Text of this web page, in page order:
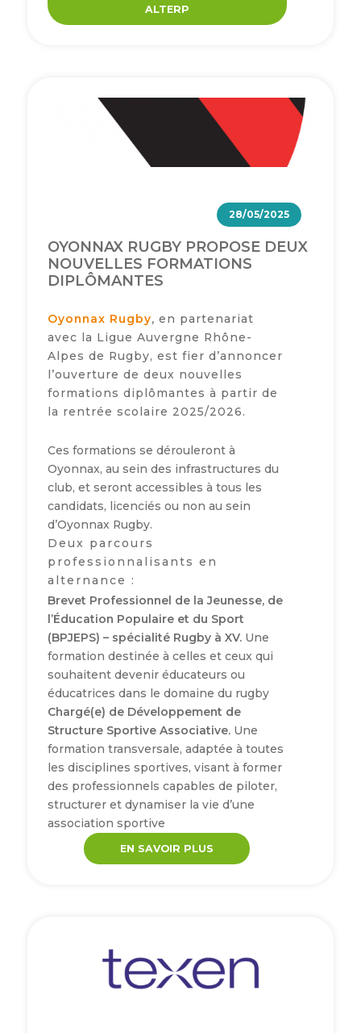
ALTERP
28/05/2025
OYONNAX RUGBY PROPOSE DEUX
NOUVELLES FORMATIONS
DIPLÔMANTES
Oyonnax Rugby, en partenariat
avec la Ligue Auvergne Rhône-
Alpes de Rugby, est fier d’annoncer
l’ouverture de deux nouvelles
formations diplômantes à partir de
la rentrée scolaire 2025/2026.
Ces formations se dérouleront à
Oyonnax, au sein des infrastructures du
club, et seront accessibles à tous les
candidats, licenciés ou non au sein
d’Oyonnax Rugby.
Deux parcours
professionnalisants en
alternance :
Brevet Professionnel de la Jeunesse, de
l’Éducation Populaire et du Sport
(BPJEPS) – spécialité Rugby à XV. Une
formation destinée à celles et ceux qui
souhaitent devenir éducateurs ou
éducatrices dans le domaine du rugby
Chargé(e) de Développement de
Structure Sportive Associative.Une
formation transversale, adaptée à toutes
les disciplines sportives, visant à former
des professionnels capables de piloter,
structurer et dynamiser la vie d’une
association sportive
EN SAVOIR PLUS